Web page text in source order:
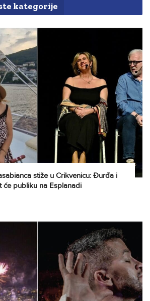
kategorije
stiže u Crikvenicu: Đurđa i
će publiku na Esplanadi